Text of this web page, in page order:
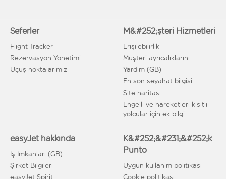
Seferler
Flight Tracker
Rezervasyon Yönetimi
Uçuş noktalarımız
M&#252;şteri Hizmetleri
Erişilebilirlik
Müşteri ayrıcalıklarını
Yardım (GB)
En son seyahat bilgisi
Site haritası
Engelli ve hareketleri kisitli
yolcular için ek bilgi
easyJet hakkında
İş İmkanları (GB)
Şirket Bilgileri
easyJet Spirit
K&#252;&#231;&#252;k
Punto
Uygun kullanım politikası
Cookie politikası